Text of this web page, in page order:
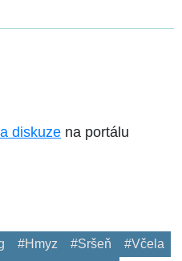
diskuze na portálu
#Hmyz #Sršeň
#Včela